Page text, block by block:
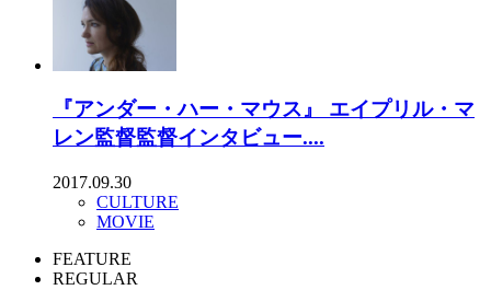
『アンダー・ハー・マウス』 エイプリル・マ
レン監督監督インタビュー....
2017.09.30
CULTURE
MOVIE
FEATURE
REGULAR